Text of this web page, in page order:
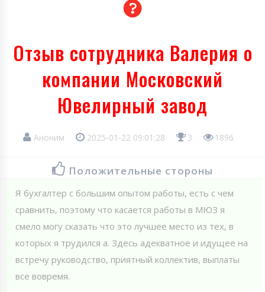
Отзыв сотрудника Валерия о
компании Московский
Ювелирный завод
Аноним 2025-01-22 09:01:28 3 1896
Положительные стороны
Я бухгалтер с большим опытом работы, есть с чем
сравнить, поэтому что касается работы в МЮЗ я
смело могу сказать что это лучшее место из тех, в
которых я трудился а. Здесь адекватное и идущее на
встречу руководство, приятный коллектив, выплаты
все вовремя.